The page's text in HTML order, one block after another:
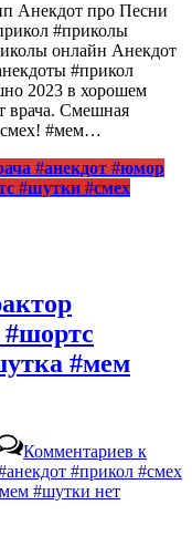
Анекдот про Песни
#приколы
онлайн Анекдот
#прикол
2023 в хорошем
врача. Смешная
смех! #мем…
#анекдот #юмор
#шутки #смех
#шортс
#мем
Комментариев к
#прикол #смех
#шутки нет